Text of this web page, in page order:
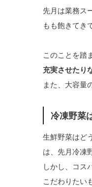
先月は業務ス
もも飽きてき
このことを踏
充実させたり
また、大容量
冷凍野菜
生鮮野菜はど
は、先月冷凍
しかし、コス
こだわりたい